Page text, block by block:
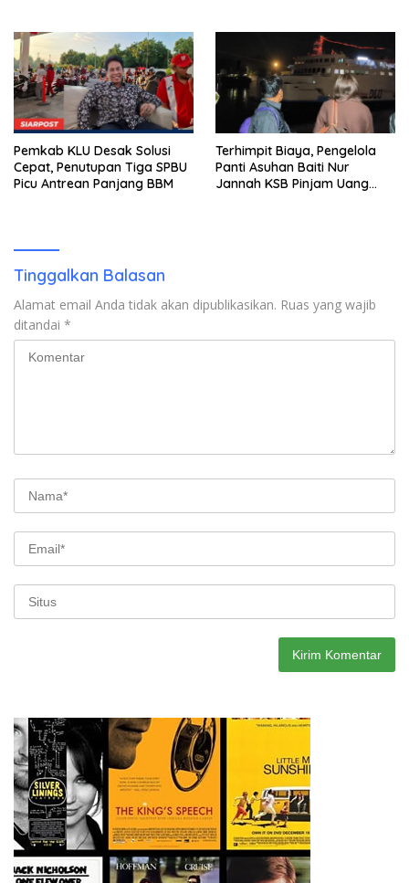
Pemkab KLU Desak Solusi
Cepat, Penutupan Tiga SPBU
Picu Antrean Panjang BBM
Terhimpit Biaya, Pengelola
Panti Asuhan Baiti Nur
Jannah KSB Pinjam Uang
Tinggalkan Balasan
Alamat email Anda tidak akan dipublikasikan. Ruas yang wajib
ditandai *